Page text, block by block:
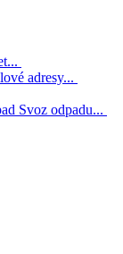
adresy...
Svoz odpadu...